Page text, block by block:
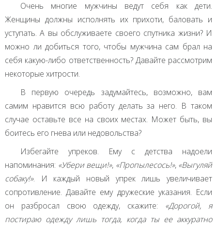
Очень многие мужчины ведут себя как дети.
Женщины должны исполнять их прихоти, баловать и
уступать. А вы обслуживаете своего спутника жизни? И
можно ли добиться того, чтобы мужчина сам брал на
себя какую-либо ответственность? Давайте рассмотрим
некоторые хитрости.
В первую очередь задумайтесь, возможно, вам
самим нравится всю работу делать за него. В таком
случае оставьте все на своих местах. Может быть, вы
боитесь его гнева или недовольства?
Избегайте упреков. Ему с детства надоели
напоминания: «Убери вещи!», «Пропылесось!», «Выгуляй
собаку!». И каждый новый упрек лишь увеличивает
сопротивление. Давайте ему дружеские указания. Если
он разбросал свою одежду, скажите: «Дорогой, я
постираю одежду лишь тогда, когда ты ее аккуратно